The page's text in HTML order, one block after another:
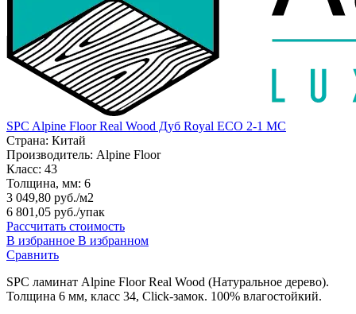
SPC Alpine Floor Real Wood Дуб Royal ECO 2-1 MC
Страна: Китай
Производитель: Alpine Floor
Класс: 43
Толщина, мм: 6
3 049,80 руб./м2
6 801,05 руб./упак
Рассчитать стоимость
В избранное В избранном
Сравнить
SPC ламинат Alpine Floor Real Wood (Натуральное дерево).
Толщина 6 мм, класс 34, Click-замок. 100% влагостойкий.